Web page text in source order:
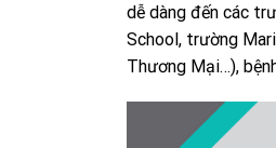
dễ dàng đến các
School, trường
Thương Mại…),